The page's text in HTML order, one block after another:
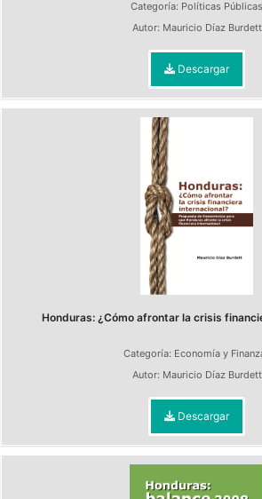
Categoría: Políticas Públicas
Autor: Mauricio Díaz Burdett
Descargar
Honduras: ¿Cómo afrontar la crisis
Categoría: Economía y
Autor: Mauricio Díaz Burdett
Descargar